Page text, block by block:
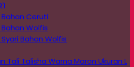
Ceruti
Wolfis
Bahan Wolfis
Tali Talisha Warna Maron Ukuran L